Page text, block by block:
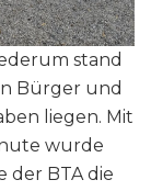
stand
Bürger und
liegen. Mit
wurde
der BTA die